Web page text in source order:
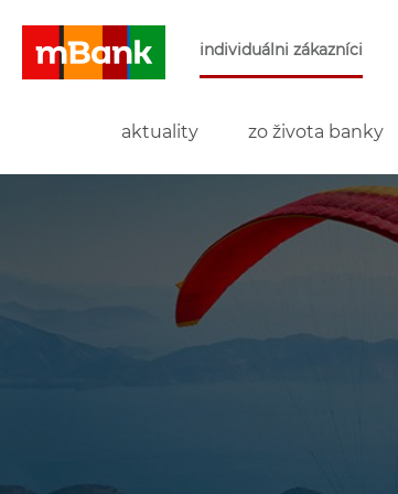
individuálni zákazníci
aktuality zo života banky